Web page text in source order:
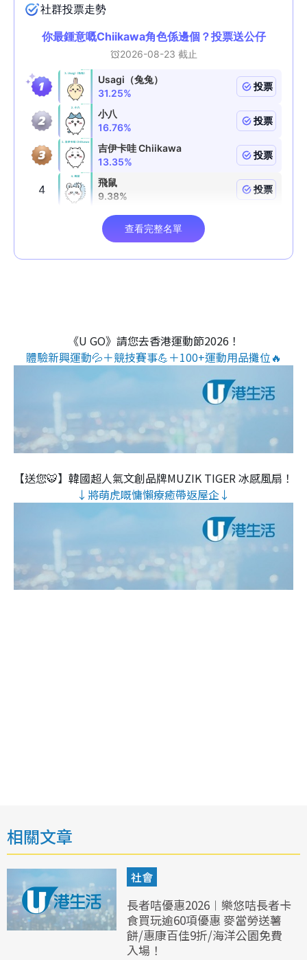
《U GO》請您去香港運動節2026！
體驗新興運動💦＋競技賽事💪＋100+運動用品攤位🔥
【送您🐯】韓國超人氣文創品牌MUZIK TIGER 冰感風扇！
↓將萌虎嘅慵懶療癒帶返屋企↓
相關文章
社會
長者咭優惠2026︱樂悠咭長者卡
食買玩逾60項優惠 麥當勞送薯
餅/惠康百佳9折/海洋公園免費
入場！